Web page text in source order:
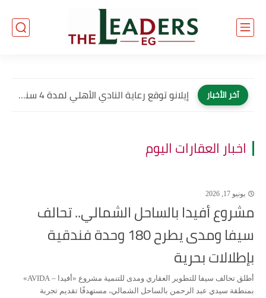
آخر الأخبار إيلانو توقع رعاية النادي الأهلي لمدة 4 سنوات وتصبح العلامة...
اخبار العقارات اليوم
يونيو 17, 2026
مشروع أفيدا بالساحل الشمالي.. تحالف
سيفا ومدى يطرح 180 وحدة فندقية
بإطلالات بحرية
أطلق تحالف سيفا للتطوير العقاري ومدى للتنمية مشروع «أفيدا – AVIDA»
بمنطقة سيدي عبد الرحمن بالساحل الشمالي، مستهدفًا تقديم تجربة